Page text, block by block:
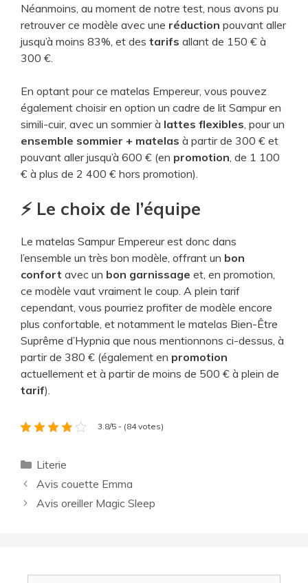
Néanmoins, au moment de notre test, nous avons pu
retrouver ce modèle avec une réduction pouvant aller
jusqu’à moins 83%, et des tarifs allant de 150 € à
300 €.
En optant pour ce matelas Empereur, vous pouvez
également choisir en option un cadre de lit Sampur en
simili-cuir, avec un sommier à lattes flexibles, pour un
ensemble sommier + matelas à partir de 300 € et
pouvant aller jusqu’à 600 € (en promotion, de 1 100
€ à plus de 2 400 € hors promotion).
⚡ Le choix de l’équipe
Le matelas Sampur Empereur est donc dans
l’ensemble un très bon modèle, offrant un bon
confort avec un bon garnissage et, en promotion,
ce modèle vaut vraiment le coup. A plein tarif
cependant, vous pourriez profiter de modèle encore
plus confortable, et notamment le matelas Bien-Être
Suprême d’Hypnia que nous mentionnons ci-dessus, à
partir de 380 € (également en promotion
actuellement et à partir de moins de 500 € à plein de
tarif).
3.8/5 - (84 votes)
Catégories
Literie
Avis couette Emma
Avis oreiller Magic Sleep